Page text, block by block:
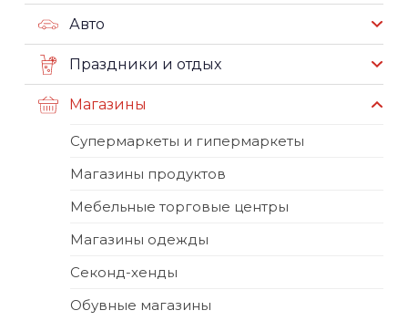
Авто
Праздники и отдых
Магазины
Супермаркеты и гипермаркеты
Магазины продуктов
Мебельные торговые центры
Магазины одежды
Секонд-хенды
Обувные магазины